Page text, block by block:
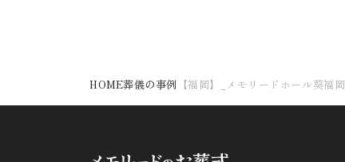
HOME葬儀の事例 【福岡】_メモリードホール葵福岡